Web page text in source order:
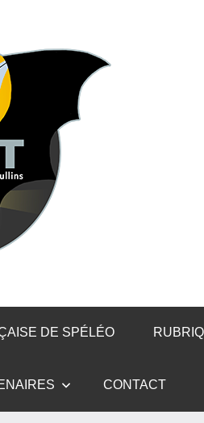
DE SPÉLÉO
CONTACT